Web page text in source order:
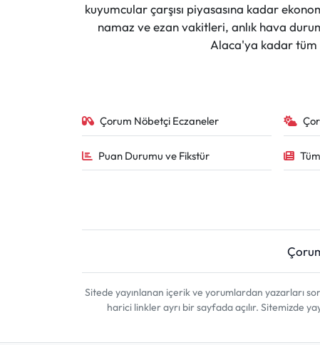
kuyumcular çarşısı piyasasına kadar
namaz ve ezan vakitleri, anlık hava
Alaca'ya kadar tüm
Çorum Nöbetçi Eczaneler
Puan Durumu ve Fikstür
Sitede yayınlanan içerik ve yorumlardan yazarları
harici linkler ayrı bir sayfada açılır. Sitemizde